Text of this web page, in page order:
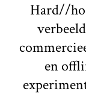
Hard//
en